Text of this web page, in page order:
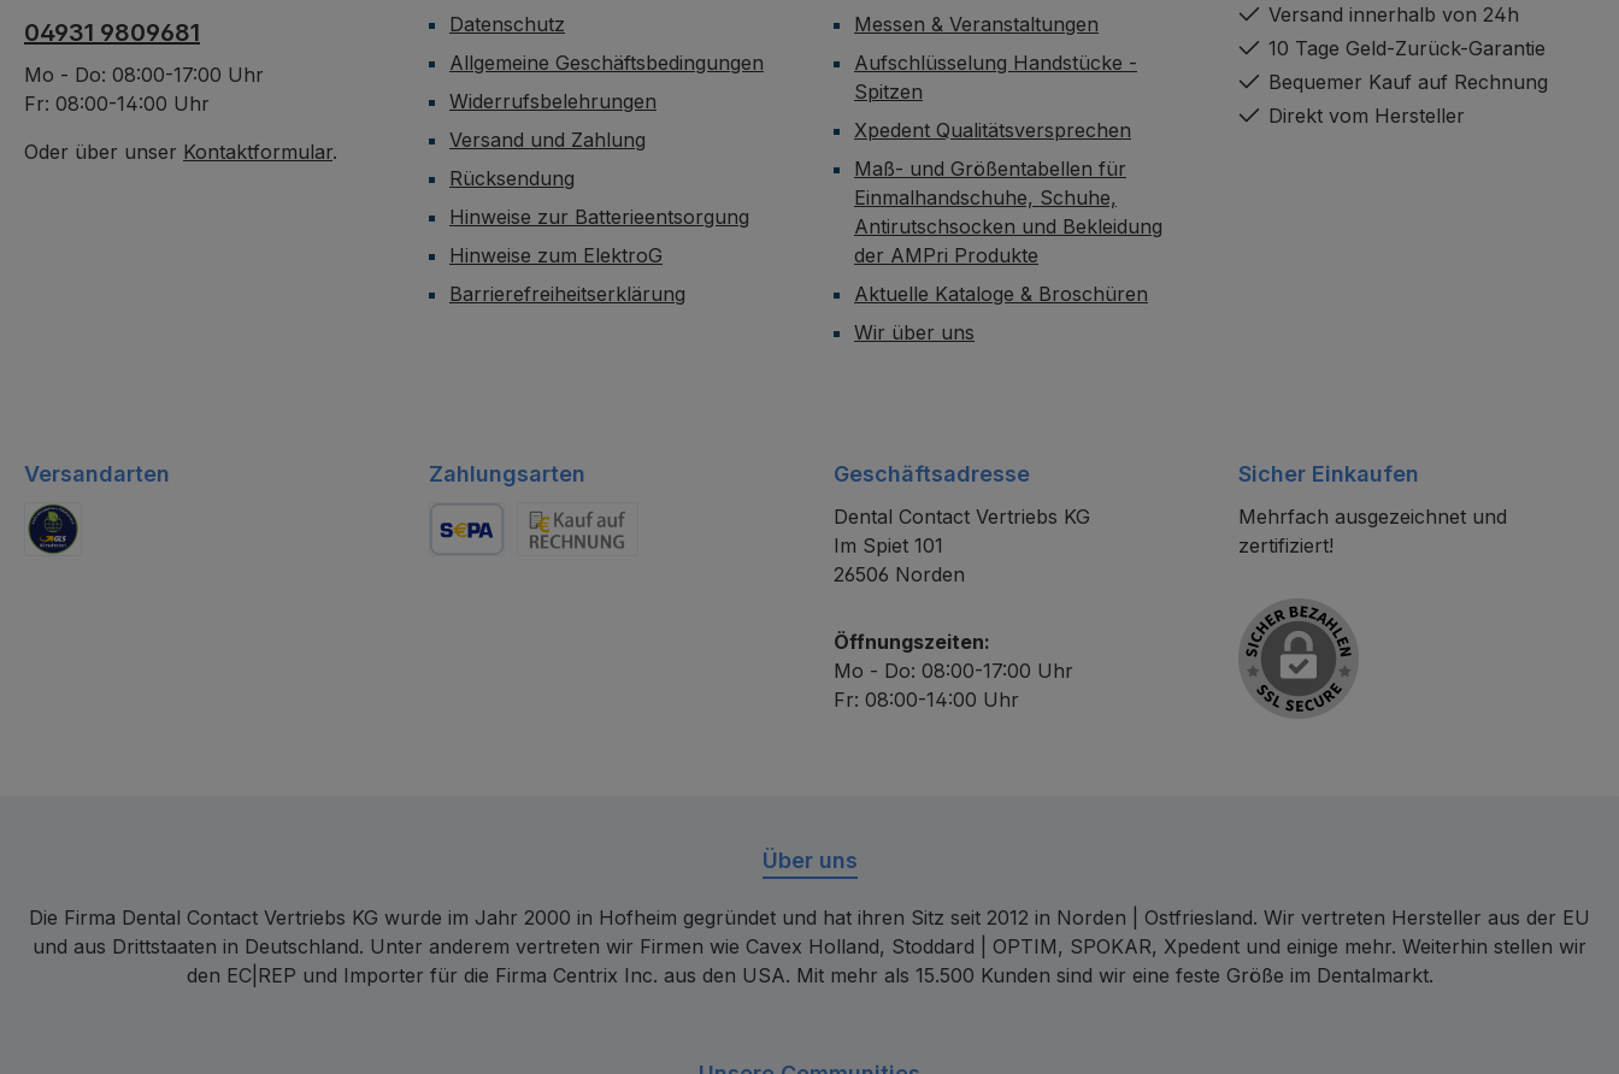
04931 9809681
Mo - Do: 08:00-17:00 Uhr
Fr: 08:00-14:00 Uhr
Oder über unser Kontaktformular.
Datenschutz
Allgemeine Geschäftsbedingungen
Widerrufsbelehrungen
Versand und Zahlung
Rücksendung
Hinweise zur Batterieentsorgung
Hinweise zum ElektroG
Barrierefreiheitserklärung
Messen & Veranstaltungen
Aufschlüsselung Handstücke -
Spitzen
Xpedent Qualitätsversprechen
Maß- und Größentabellen für
Einmalhandschuhe, Schuhe,
Antirutschsocken und Bekleidung
der AMPri Produkte
Aktuelle Kataloge & Broschüren
Wir über uns
Versand innerhalb von 24h
10 Tage Geld-Zurück-Garantie
Bequemer Kauf auf Rechnung
Direkt vom Hersteller
Versandarten Zahlungsarten Geschäftsadresse
Dental Contact Vertriebs KG
Im Spiet 101
26506 Norden
Öffnungszeiten:
Mo - Do: 08:00-17:00 Uhr
Fr: 08:00-14:00 Uhr
Sicher Einkaufen
Mehrfach ausgezeichnet und
zertifiziert!
Über uns
Die Firma Dental Contact Vertriebs KG wurde im Jahr 2000 in Hofheim gegründet und hat ihren Sitz seit 2012 in Norden | Ostfriesland. Wir vertreten Hersteller aus der EU
und aus Drittstaaten in Deutschland. Unter anderem vertreten wir Firmen wie Cavex Holland, Stoddard | OPTIM, SPOKAR, Xpedent und einige mehr. Weiterhin stellen wir
den EC|REP und Importer für die Firma Centrix Inc. aus den USA. Mit mehr als 15.500 Kunden sind wir eine feste Größe im Dentalmarkt.